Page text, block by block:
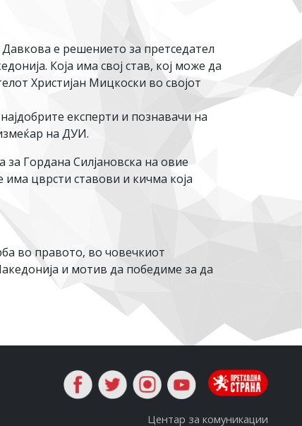
е решението за претседател
Која има свој став, кој може да
Христијан Мицкоски во својот
експерти и познавачи на
на ДУИ.
Гордана Силјановска на овие
има цврсти ставови и кичма која
во правото, во човечкиот
и мотив да победиме за да
Центар за комуникации